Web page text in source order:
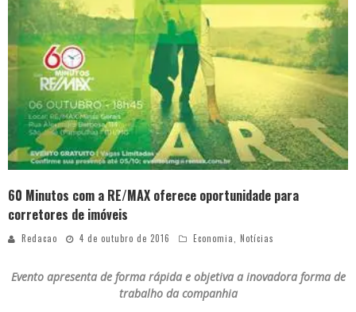
60 Minutos com a RE/MAX oferece oportunidade para
corretores de imóveis
Redacao 4 de outubro de 2016 Economia Notícias
Evento apresenta de forma rápida e objetiva a inovadora forma de
trabalho da companhia